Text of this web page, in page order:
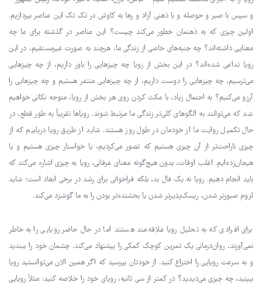
و سپس با صبر و حوصله و با ذهنی آزاد و رها به کاوش در تک تک این عناصر بپردازیم.
اولین چیزی که به ذهنمان خطور می‌کند چیست؟ این عناصر در گذشته برای ما چه
معنایی داشته‌اند؟ چه جنبه‌های خاصی از زندگی ما، هرچند به صورت غیرمستقیم، در این
رویا تداعی شده‌اند؟ در این بخش از رویا چه چیزهایی را باور داریم، از چه چیزهایی
می‌ترسیم، چه چیزهایی را دوست داریم، از چه چیزهایی متنفر هستیم و چه چیزهایی را
آرزو می‌کنیم؟ به احتمال زیاد، با مکث کردن روی هر بخش از رویا، متوجه نکاتی خواهیم
شد که می‌توانند به الگوهای کلی‌تر زندگی ما مرتبط شوند. رویاها تقریباً به طور قطع، در
حال تکمیل روایت ما از خودمان در طول روز هستند. شاید از طریق رویا دریابیم که از
چیزی ناراحت‌تر از آن چیزی هستیم که تصور می‌کردیم، یا خواستار چیزی هستیم و یا
هیجان‌زده‌ایم. اغلب اوقات، بدون هیچ‌گونه معنای عرفانی، رویا به چیزی اشاره می‌کند که
باید انجام دهیم. رویا نه یک فال بد، بلکه فراخوانی برای رشد در برخی ابعاد است؛ شاید
لزوم صبورتر شدن، ریسک‌پذیرتر شدن یا بخشنده‌تر بودن را به ما گوشزد می‌کند.
برای افرادی که به تحلیل رویا علاقه‌مند هستند اما در حال حاضر رویایی را به خاطر
نمی‌آورند، روان‌درمانی یک تمرین کوچک کمکی را پیشنهاد می‌کند. چشمان خود را ببندید
و به سرعت رویایی را اختراع کنید. از خودتان بپرسید که اگر همین الان می‌توانستید رویا
ببینید، چه چیزی می‌دیدید؟ در کمتر از سی ثانیه، رویای خود را خلاصه کنید: مثلاً رویایی